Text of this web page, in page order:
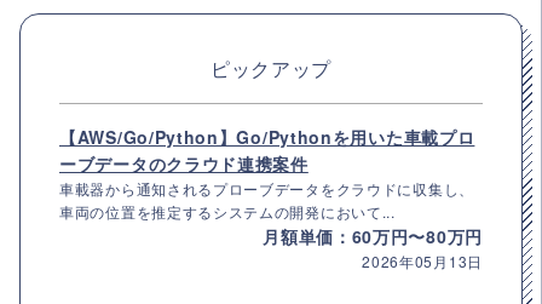
ピックアップ
【AWS/Go/Python】Go/Pythonを用いた車載プロ
ーブデータのクラウド連携案件
車載器から通知されるプローブデータをクラウドに収集し、
車両の位置を推定するシステムの開発において...
月額単価：60万円〜80万円
2026年05月13日